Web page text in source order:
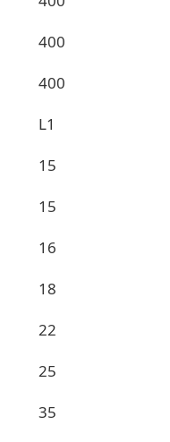
400
400
L1
15
15
16
18
22
25
35